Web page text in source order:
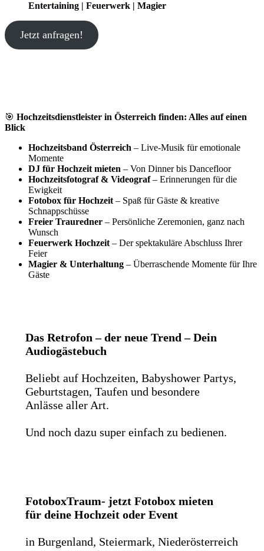
Entertaining | Feuerwerk | Magier
Jetzt anfragen!
🎯 Hochzeitsdienstleister in Österreich finden: Alles auf einen
Blick
Hochzeitsband Österreich – Live-Musik für emotionale
Momente
DJ für Hochzeit mieten – Von Dinner bis Dancefloor
Hochzeitsfotograf & Videograf– Erinnerungen für die
Ewigkeit
Fotobox für Hochzeit – Spaß für Gäste & kreative
Schnappschüsse
Freier Trauredner – Persönliche Zeremonien, ganz nach
Wunsch
Feuerwerk Hochzeit – Der spektakuläre Abschluss Ihrer
Feier
Magier & Unterhaltung – Überraschende Momente für Ihre
Gäste
Das Retrofon – der neue Trend – Dein
Audiogästebuch
Beliebt auf Hochzeiten, Babyshower Partys,
Geburtstagen, Taufen und besondere
Anlässe aller Art.
Und noch dazu super einfach zu bedienen.
FotoboxTraum- jetzt Fotobox mieten
für deine Hochzeit oder Event
in Burgenland, Steiermark, Niederösterreich